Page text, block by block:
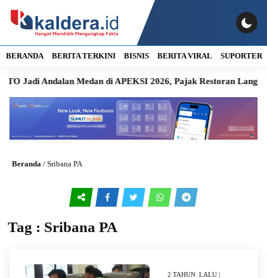
BERANDA BERITA TERKINI BISNIS BERITA VIRAL SUPORTER
Jadi Andalan Medan di APEKSI 2026, Pajak Restoran
Beranda / Sribana PA
Tag : Sribana PA
2 TAHUN LALU |